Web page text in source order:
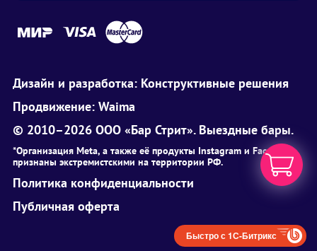
Дизайн и разработка: Конструктивные решения
Продвижение: Waima
© 2010–2026 ООО «Бар Стрит». Выездные бары.
*Организация Meta, а также её продукты Instagram и Facebook
признаны экстремистскими на территории РФ.
Политика конфиденциальности
Публичная оферта
Быстро с 1С-Битрикс